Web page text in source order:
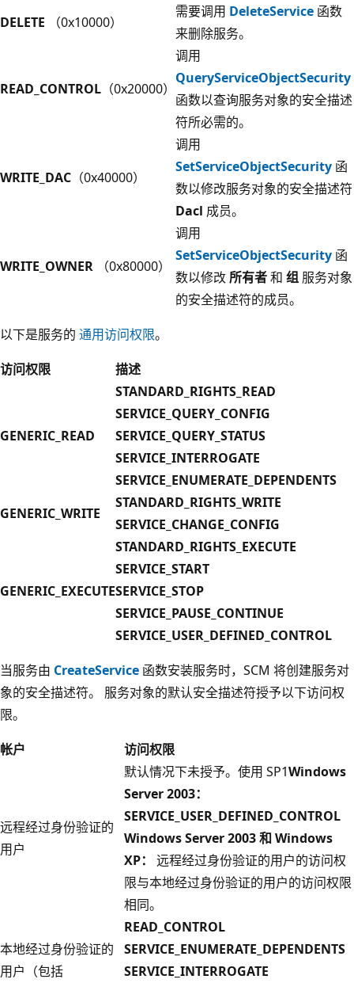
DELETE （0x10000）
需要调用 DeleteService 函数
来删除服务。
READ_CONTROL （0x20000）
调用
QueryServiceObjectSecurity
函数以查询服务对象的安全描述
符所必需的。
WRITE_DAC （0x40000）
调用
SetServiceObjectSecurity 函
数以修改服务对象的安全描述符
Dacl 成员。
WRITE_OWNER （0x80000）
调用
SetServiceObjectSecurity 函
数以修改所有者和 组 服务对象
的安全描述符的成员。
以下是服务的 通用访问权限。
访问权限
描述
GENERIC_READ
STANDARD_RIGHTS_READ
SERVICE_QUERY_CONFIG
SERVICE_QUERY_STATUS
SERVICE_INTERROGATE
SERVICE_ENUMERATE_DEPENDENTS
GENERIC_WRITE
STANDARD_RIGHTS_WRITE
SERVICE_CHANGE_CONFIG
GENERIC_EXECUTE
STANDARD_RIGHTS_EXECUTE
SERVICE_START
SERVICE_STOP
SERVICE_PAUSE_CONTINUE
SERVICE_USER_DEFINED_CONTROL
当服务由 CreateService 函数安装服务时，SCM 将创建服务对
象的安全描述符。 服务对象的默认安全描述符授予以下访问权
限。
帐户
访问权限
远程经过身份验证的
用户
默认情况下未授予。使用 SP1Windows
Server 2003：
SERVICE_USER_DEFINED_CONTROL
Windows Server 2003 和 Windows
XP：
远程经过身份验证的用户的访问权
限与本地经过身份验证的用户的访问权限
相同。
本地经过身份验证的
用户（包括
READ_CONTROL
SERVICE_ENUMERATE_DEPENDENTS
SERVICE_INTERROGATE